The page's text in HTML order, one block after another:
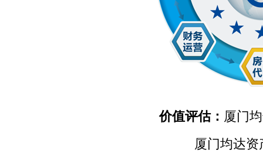
价值评估： 厦门
厦门均达